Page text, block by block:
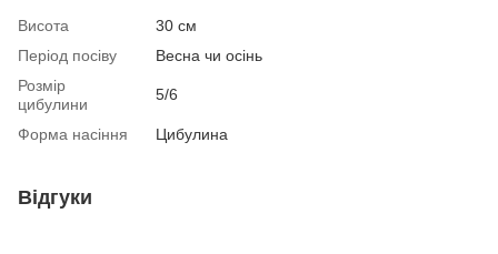
Висота
30 см
Період посіву
Весна чи осінь
Розмір
цибулини
5/6
Форма насіння Цибулина
Відгуки